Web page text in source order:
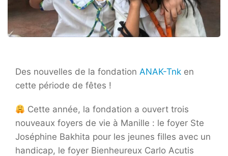
Des nouvelles de la fondation ANAK-Tnk en
cette période de fêtes !
Cette année, la fondation a ouvert trois
nouveaux foyers de vie à Manille : le foyer Ste
Joséphine Bakhita pour les jeunes filles avec un
handicap, le foyer Bienheureux Carlo Acutis